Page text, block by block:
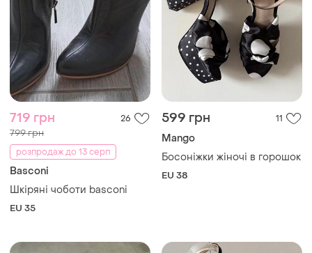
719 грн 26
799 грн
розпродаж до 13 серп
Basconi
Шкіряні чоботи basconi
EU 35
599 грн 11
Mango
Босоніжки жіночі в горошок
EU 38